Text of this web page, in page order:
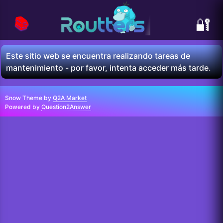
🔐
📚
Este sitio web se encuentra realizando tareas de
mantenimiento - por favor, intenta acceder más tarde.
Snow Theme by Q2A Market
Powered by Question2Answer